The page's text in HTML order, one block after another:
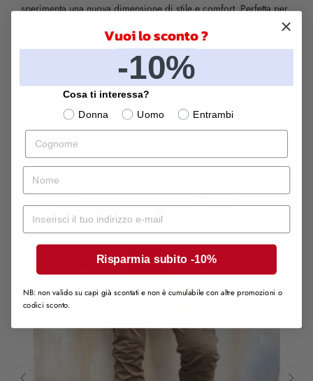
sperimenta una nuova dimensione di stile e comfort. Perfetta per
l'uomo dinamico che desidera affermare la propria eleganza in
Prodotti correlati
SOLD OUT
Vuoi lo sconto ?
-10%
Cosa ti interessa?
Donna
Uomo
Entrambi
Cognome
nome
Mail
Risparmia subito -10%
NB: non valido su capi già scontati e non è cumulabile con altre promozioni o
codici sconto.